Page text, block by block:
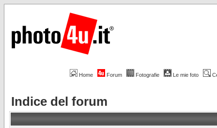
Home Forum Fotografie Le mie foto
Indice del forum